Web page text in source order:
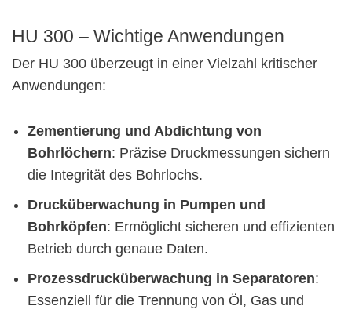
HU 300 – Wichtige Anwendungen
Der HU 300 überzeugt in einer Vielzahl kritischer
Anwendungen:
Zementierung und Abdichtung von
Bohrlöchern: Präzise Druckmessungen sichern
die Integrität des Bohrlochs.
Drucküberwachung in Pumpen und
Bohrköpfen: Ermöglicht sicheren und effizienten
Betrieb durch genaue Daten.
Prozessdrucküberwachung in Separatoren:
Essenziell für die Trennung von Öl, Gas und